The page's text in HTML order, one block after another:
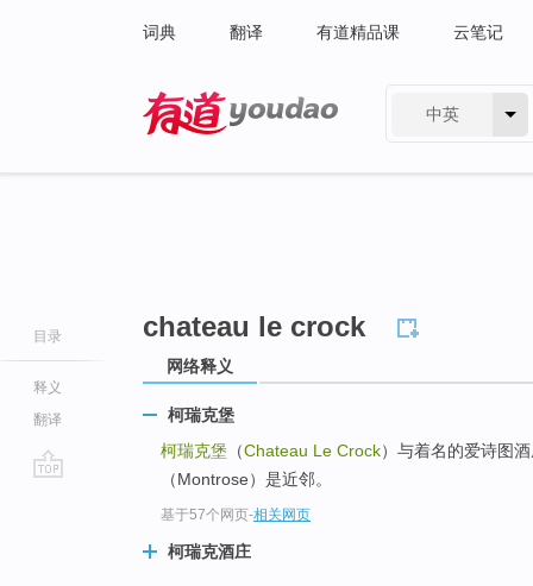
词典 翻译 有道精品课 云笔记
中英
目录
释义
翻译
chateau le crock
网络释义
柯瑞克堡
柯瑞克堡 （Chateau Le Crock）与着名的爱诗图
（Montrose）是近邻。
基于57个网页-相关网页
柯瑞克酒庄